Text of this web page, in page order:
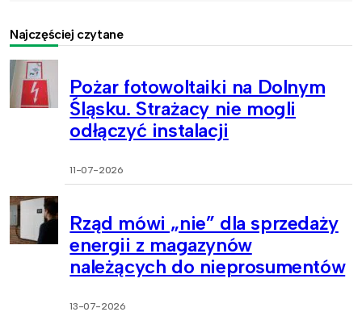
Najczęściej czytane
Pożar fotowoltaiki na Dolnym
Śląsku. Strażacy nie mogli
odłączyć instalacji
11-07-2026
Rząd mówi „nie” dla sprzedaży
energii z magazynów
należących do nieprosumentów
13-07-2026